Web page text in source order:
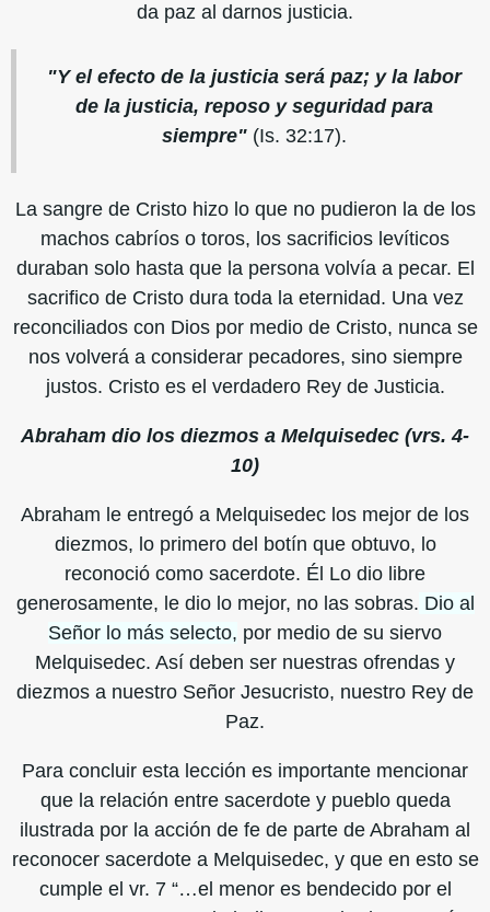
da paz al darnos justicia.
"Y el efecto de la justicia será paz; y la labor
de la justicia, reposo y seguridad para
siempre" (Is. 32:17).
La sangre de Cristo hizo lo que no pudieron la de los
machos cabríos o toros, los sacrificios levíticos
duraban solo hasta que la persona volvía a pecar. El
sacrifico de Cristo dura toda la eternidad. Una vez
reconciliados con Dios por medio de Cristo, nunca se
nos volverá a considerar pecadores, sino siempre
justos. Cristo es el verdadero Rey de Justicia.
Abraham dio los diezmos a Melquisedec (vrs. 4-
10)
Abraham le entregó a Melquisedec los mejor de los
diezmos, lo primero del botín que obtuvo, lo
reconoció como sacerdote. Él Lo dio libre
generosamente, le dio lo mejor, no las sobras. Dio al
Señor lo más selecto, por medio de su siervo
Melquisedec. Así deben ser nuestras ofrendas y
diezmos a nuestro Señor Jesucristo, nuestro Rey de
Paz.
Para concluir esta lección es importante mencionar
que la relación entre sacerdote y pueblo queda
ilustrada por la acción de fe de parte de Abraham al
reconocer sacerdote a Melquisedec, y que en esto se
cumple el vr. 7 “…el menor es bendecido por el